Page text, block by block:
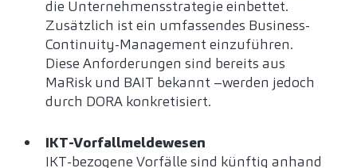
die Unternehmensstrategie einbettet.
Zusätzlich ist ein umfassendes Business-
Continuity-Management einzuführen.
Diese Anforderungen sind bereits aus
MaRisk und BAIT bekannt –werden jedoch
durch DORA konkretisiert.
IKT-Vorfallmeldewesen
IKT-bezogene Vorfälle sind künftig anhand